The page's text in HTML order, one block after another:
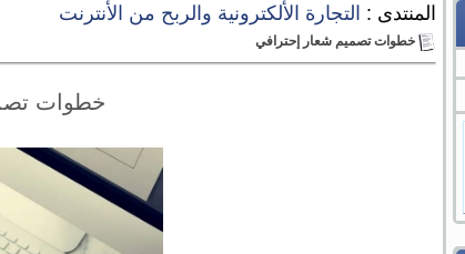
المنتدى : التجارة الألكترونية والربح من الأنترنت
خطوات تصميم شعار إحترافي
خطوات